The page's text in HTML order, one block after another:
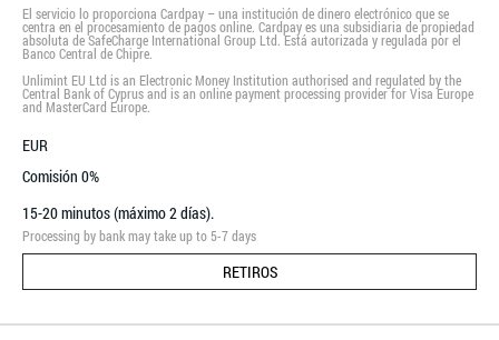
El servicio lo proporciona Cardpay – una institución de dinero electrónico que se
centra en el procesamiento de pagos online. Cardpay es una subsidiaria de propiedad
absoluta de SafeCharge International Group Ltd. Está autorizada y regulada por el
Banco Central de Chipre.
Unlimint EU Ltd is an Electronic Money Institution authorised and regulated by the
Central Bank of Cyprus and is an online payment processing provider for Visa Europe
and MasterCard Europe.
EUR
Comisión 0%
15-20 minutos (máximo 2 días).
Processing by bank may take up to 5-7 days
RETIROS